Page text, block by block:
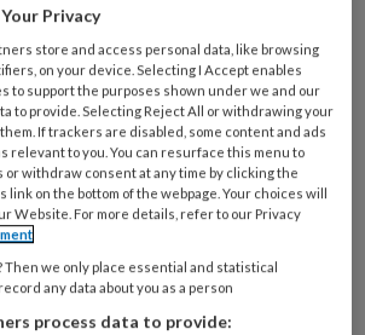
Privacy
store and access personal data, like browsing
on your device. Selecting I Accept enables
to support the purposes shown under we and our
to provide. Selecting Reject All or withdrawing your
If trackers are disabled, some content and ads
relevant to you. You can resurface this menu to
or withdraw consent at any time by clicking the
link on the bottom of the webpage. Your choices will
Website. For more details, refer to our Privacy
Then we only place essential and statistical
any data about you as a person
process data to provide: